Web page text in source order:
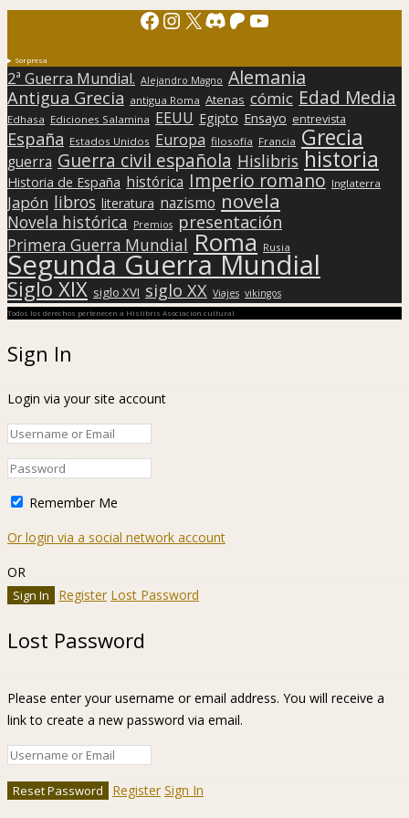
Facebook
Instagram
X Discord
Patreon
YouTube
Sorpresa
2ª Guerra Mundial. Alejandro Magno Alemania
Antigua Grecia antigua Roma Atenas cómic Edad Media
Edhasa Ediciones Salamina EEUU Egipto Ensayo entrevista
España Estados Unidos Europa filosofía Francia Grecia
guerra Guerra civil española Hislibris historia
Historia de España histórica Imperio romano Inglaterra
Japón libros literatura nazismo novela
Novela histórica Premios presentación
Primera Guerra Mundial Roma Rusia
Segunda Guerra Mundial
Siglo XIX siglo XVI siglo XX Viajes vikingos
Todos los derechos pertenecen a Hislibris Asociación cultural
Sign In
Login via your site account
Remember Me
Or login via a social network account
OR
Register Lost Password
Lost Password
Please enter your username or email address. You will receive a
link to create a new password via email.
Register Sign In